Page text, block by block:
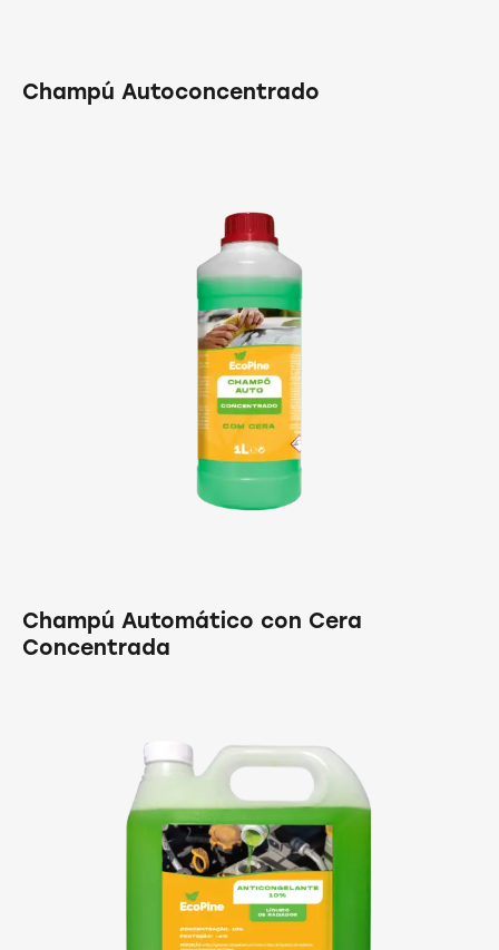
Champú Autoconcentrado
Champú Automático con Cera
Concentrada